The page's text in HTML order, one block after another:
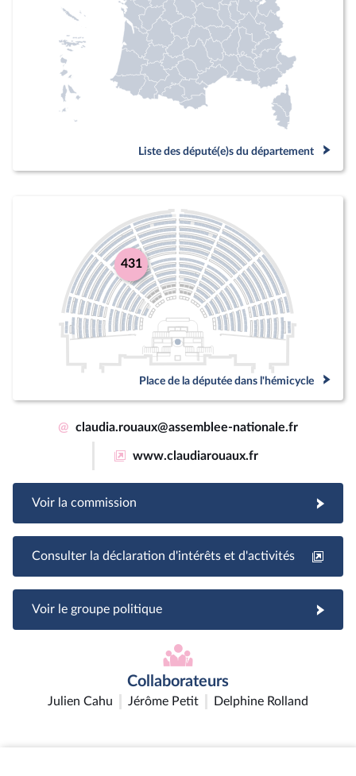
Liste des député(e)s du département
431
Place de la députée dans l'hémicycle
@ claudia.rouaux@assemblee-nationale.fr
www.claudiarouaux.fr
Voir la commission
Consulter la déclaration d'intérêts et d'activités
Voir le groupe politique
Collaborateurs
Julien Cahu Jérôme Petit Delphine Rolland